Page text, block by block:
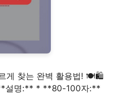
게 찾는 완벽 활용법! 🍽️🛍️
**설명:** * **80-100자:**